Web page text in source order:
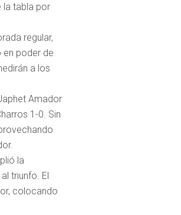
la tabla por
regular,
en poder de
a los
Amador
1-0. Sin
la
triunfo. El
colocando